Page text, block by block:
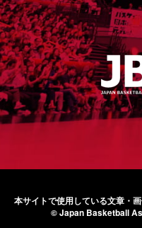
本サイトで使用している文章・
© Japan Basketball